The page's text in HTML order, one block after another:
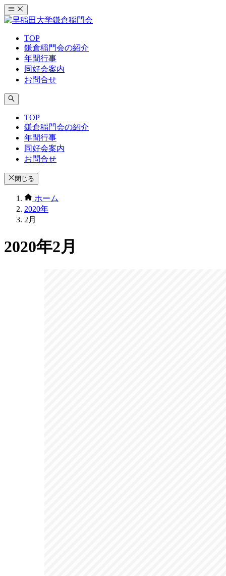
コ
ン
ッ
プ
TOP
鎌倉稲門会の紹介
年間行事
同好会案内
お問合せ
TOP
鎌倉稲門会の紹介
年間行事
同好会案内
お問合せ
閉じる
ホーム
2020年
2月
2020年2月